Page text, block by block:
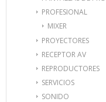
PROFESIONAL
MIXER
PROYECTORES
RECEPTOR AV
REPRODUCTORES
SERVICIOS
SONIDO